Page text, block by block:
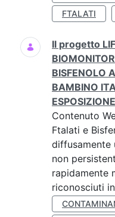
FTALATI
Il progetto
BISFENOLO
BAMBINO
Contenuto
Ftalati e
diffusamente
non
rapidamente
riconosciuti